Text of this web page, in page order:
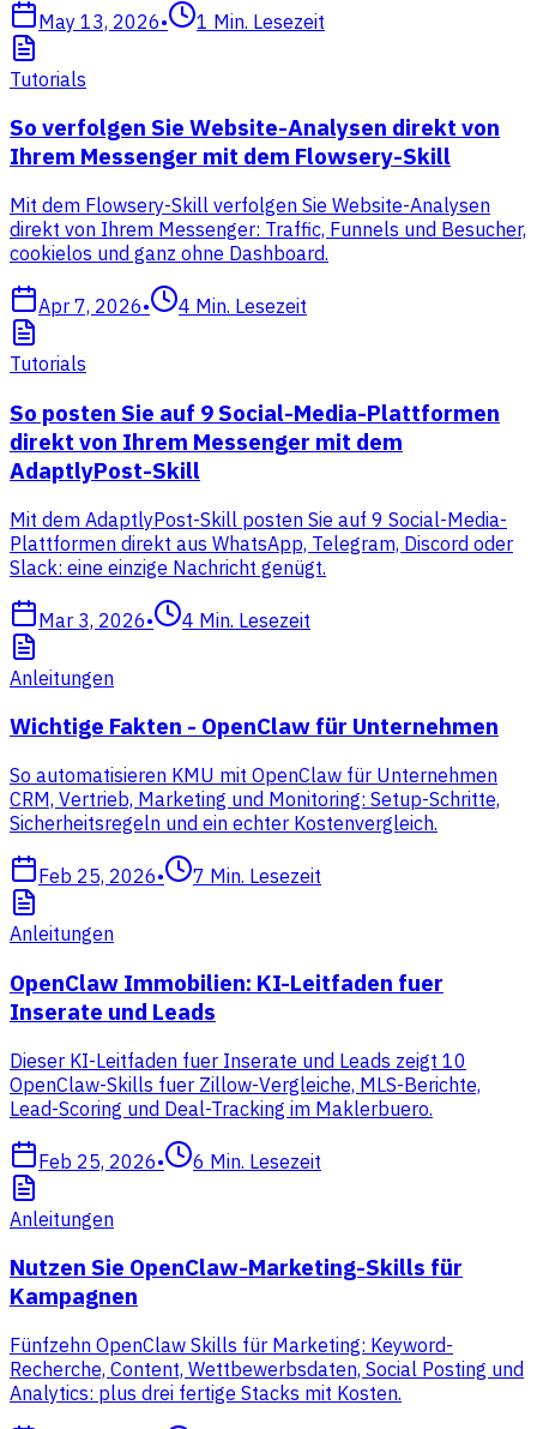
May 13, 2026• 1 Min. Lesezeit
Tutorials
So verfolgen Sie Website-Analysen direkt von
Ihrem Messenger mit dem Flowsery-Skill
Mit dem Flowsery-Skill verfolgen Sie Website-Analysen
direkt von Ihrem Messenger: Traffic, Funnels und Besucher,
cookielos und ganz ohne Dashboard.
Apr 7, 2026• 4 Min. Lesezeit
Tutorials
So posten Sie auf 9 Social-Media-Plattformen
direkt von Ihrem Messenger mit dem
AdaptlyPost-Skill
Mit dem AdaptlyPost-Skill posten Sie auf 9 Social-Media-
Plattformen direkt aus WhatsApp, Telegram, Discord oder
Slack: eine einzige Nachricht genügt.
Mar 3, 2026• 4 Min. Lesezeit
Anleitungen
Wichtige Fakten - OpenClaw für Unternehmen
So automatisieren KMU mit OpenClaw für Unternehmen
CRM, Vertrieb, Marketing und Monitoring: Setup-Schritte,
Sicherheitsregeln und ein echter Kostenvergleich.
Feb 25, 2026• 7 Min. Lesezeit
Anleitungen
OpenClaw Immobilien: KI-Leitfaden fuer
Inserate und Leads
Dieser KI-Leitfaden fuer Inserate und Leads zeigt 10
OpenClaw-Skills fuer Zillow-Vergleiche, MLS-Berichte,
Lead-Scoring und Deal-Tracking im Maklerbuero.
Feb 25, 2026• 6 Min. Lesezeit
Anleitungen
Nutzen Sie OpenClaw-Marketing-Skills für
Kampagnen
Fünfzehn OpenClaw Skills für Marketing: Keyword-
Recherche, Content, Wettbewerbsdaten, Social Posting und
Analytics: plus drei fertige Stacks mit Kosten.